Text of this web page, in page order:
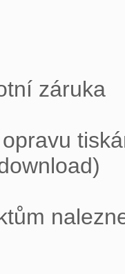
záruka